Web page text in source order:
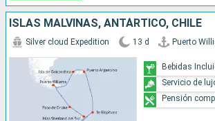
ISLAS MALVINAS, ANTÁRTICO, CHILE
Silver cloud Expedition 13 d Puerto
Bebidas
Servicio de
Pensión